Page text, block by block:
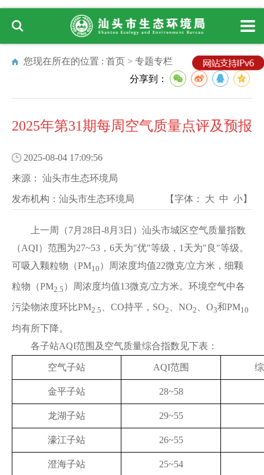
您现在所在的位置 : 首页 > 专题专栏
分享到：
2025年第31期每周空气质量点评及预报
2025-08-04 17:09:56
来源： 汕头市生态环境局
发布机构： 汕头市生态环境局 【字体： 大 中 小】
上一周（7月28日-8月3日）汕头市城区空气质量指数
（AQI）范围为27~53，6天为"优"等级，1天为"良"等级。
可吸入颗粒物（PM10 ）周浓度均值22微克/立方米，细颗
粒物（PM2.5 ）周浓度均值13微克/立方米。环境空气中各
污染物浓度环比PM2.5 、CO持平，SO2 、NO2 、O3和PM10
均有所下降。
各子站AQI范围及空气质量综合指数见下表：
空气子站 AQI范围
金平子站 28~58
龙湖子站 29~55
濠江子站 26~55
澄海子站 25~54